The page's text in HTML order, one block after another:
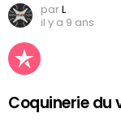
parL
il y a 9 ans
Coquinerie du